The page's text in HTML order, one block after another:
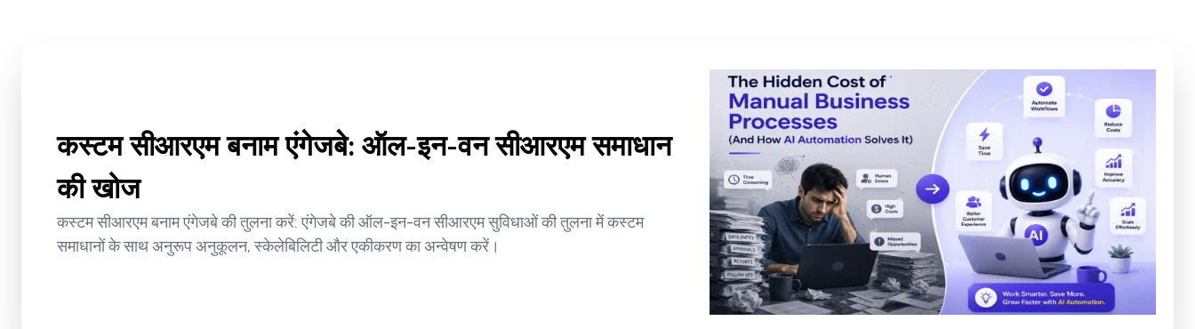
कस्टम सीआरएम बनाम एंगेजबे: ऑल-इन-वन सीआरएम समाधान
की खोज
कस्टम सीआरएम बनाम एंगेजबे की तुलना करें: एंगेजबे की ऑल-इन-वन सीआरएम सुविधाओं की तुलना में कस्टम
समाधानों के साथ अनुरूप अनुकूलन, स्केलेबिलिटी और एकीकरण का अन्वेषण करें।